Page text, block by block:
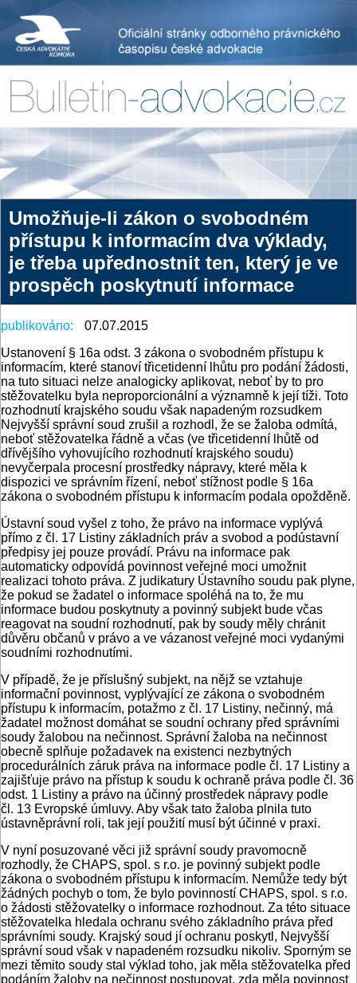
Umožňuje-li zákon o svobodném
přístupu k informacím dva výklady,
je třeba upřednostnit ten, který je ve
prospěch poskytnutí informace
publikováno:
07.07.2015
Ustanovení § 16a odst. 3 zákona o svobodném přístupu k
informacím, které stanoví třicetidenní lhůtu pro podání žádosti,
na tuto situaci nelze analogicky aplikovat, neboť by to pro
stěžovatelku byla neproporcionální a významně k její tíži. Toto
rozhodnutí krajského soudu však napadeným rozsudkem
Nejvyšší správní soud zrušil a rozhodl, že se žaloba odmítá,
neboť stěžovatelka řádně a včas (ve třicetidenní lhůtě od
dřívějšího vyhovujícího rozhodnutí krajského soudu)
nevyčerpala procesní prostředky nápravy, které měla k
dispozici ve správním řízení, neboť stížnost podle § 16a
zákona o svobodném přístupu k informacím podala opožděně.
Ústavní soud vyšel z toho, že právo na informace vyplývá
přímo z čl. 17 Listiny základních práv a svobod a podústavní
předpisy jej pouze provádí. Právu na informace pak
automaticky odpovídá povinnost veřejné moci umožnit
realizaci tohoto práva. Z judikatury Ústavního soudu pak plyne,
že pokud se žadatel o informace spoléhá na to, že mu
informace budou poskytnuty a povinný subjekt bude včas
reagovat na soudní rozhodnutí, pak by soudy měly chránit
důvěru občanů v právo a ve vázanost veřejné moci vydanými
soudními rozhodnutími.
V případě, že je příslušný subjekt, na nějž se vztahuje
informační povinnost, vyplývající ze zákona o svobodném
přístupu k informacím, potažmo z čl. 17 Listiny, nečinný, má
žadatel možnost domáhat se soudní ochrany před správními
soudy žalobou na nečinnost. Správní žaloba na nečinnost
obecně splňuje požadavek na existenci nezbytných
procedurálních záruk práva na informace podle čl. 17 Listiny a
zajišťuje právo na přístup k soudu k ochraně práva podle čl. 36
odst. 1 Listiny a právo na účinný prostředek nápravy podle
čl. 13 Evropské úmluvy. Aby však tato žaloba plnila tuto
ústavněprávní roli, tak její použití musí být účinné v praxi.
V nyní posuzované věci již správní soudy pravomocně
rozhodly, že CHAPS, spol. s r.o. je povinný subjekt podle
zákona o svobodném přístupu k informacím. Nemůže tedy být
žádných pochyb o tom, že bylo povinností CHAPS, spol. s r.o.
o žádosti stěžovatelky o informace rozhodnout. Za této situace
stěžovatelka hledala ochranu svého základního práva před
správními soudy. Krajský soud jí ochranu poskytl, Nejvyšší
správní soud však v napadeném rozsudku nikoliv. Sporným se
mezi těmito soudy stal výklad toho, jak měla stěžovatelka před
podáním žaloby na nečinnost postupovat, zda měla povinnost